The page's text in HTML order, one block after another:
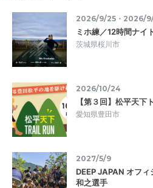
2026/9/25・2026/
ミホ練／12時間ナイ
茨城県桜川市
2026/10/24
【第３回】松平天下
愛知県豊田市
2027/5/9
DEEP JAPAN オフ
和之選手